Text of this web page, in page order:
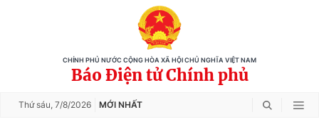
CHÍNH PHỦ NƯỚC CỘNG HÒA XÃ HỘI CHỦ NGHĨA VIỆT NAM
Báo Điện tử Chính phủ
Thứ sáu, 7/8/2026 MỚI NHẤT